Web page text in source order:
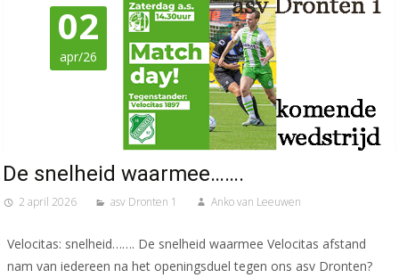
02
apr/26
De snelheid waarmee…….
2 april 2026 asv Dronten 1 Anko van Leeuwen
Velocitas: snelheid……. De snelheid waarmee Velocitas afstand
nam van iedereen na het openingsduel tegen ons asv Dronten?